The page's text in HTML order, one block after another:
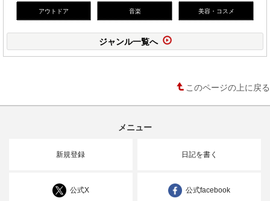
アウトドア 音楽 美容・コスメ
ジャンル一覧へ
このページの上に戻る
メニュー
新規登録 日記を書く
公式X 公式facebook